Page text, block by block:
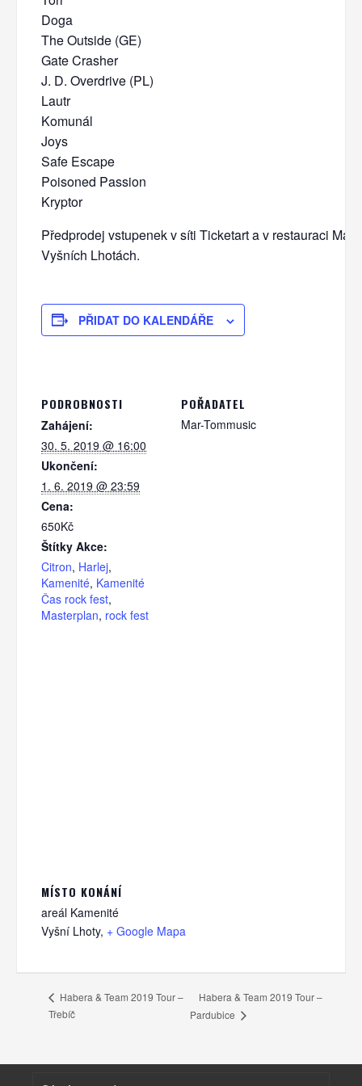
Doga
The Outside (GE)
Gate Crasher
J. D. Overdrive (PL)
Lautr
Komunál
Joys
Safe Escape
Poisoned Passion
Kryptor
Předprodej vstupenek v síti Ticketart a v restauraci
Vyšních Lhotách.
PŘIDAT DO KALENDÁŘE
PODROBNOSTI
Zahájení:
30. 5. 2019 @ 16:00
Ukončení:
1. 6. 2019 @ 23:59
Cena:
650Kč
Štítky Akce:
Citron, Harlej,
Kamenité, Kamenité
Čas rock fest,
Masterplan, rock fest
POŘADATEL
Mar-Tommusic
MÍSTO KONÁNÍ
areál Kamenité
Vyšní Lhoty, + Google Mapa
Habera & Team 2019 Tour –
Třebíč
Habera & Team 2019 Tour –
Pardubice